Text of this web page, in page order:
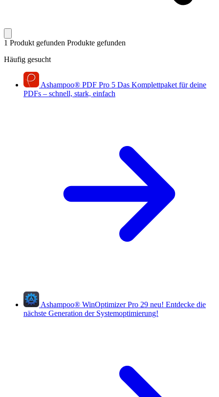
1 Produkt gefunden Produkte gefunden
Häufig gesucht
Ashampoo® PDF Pro 5 Das Komplettpaket für deine
PDFs – schnell, stark, einfach
Ashampoo® WinOptimizer Pro 29 neu! Entdecke die
nächste Generation der Systemoptimierung!